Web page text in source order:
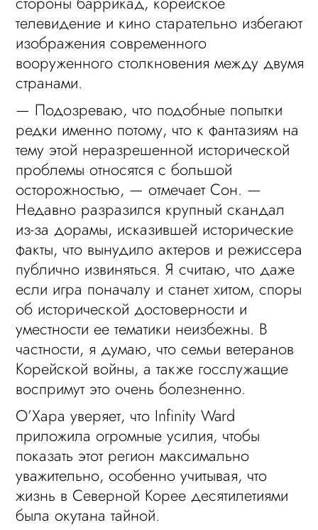
телевидение и кино старательно избегают
изображения современного
вооруженного столкновения между двумя
странами.
— Подозреваю, что подобные попытки
редки именно потому, что к фантазиям на
тему этой неразрешенной исторической
проблемы относятся с большой
осторожностью, — отмечает Сон. —
Недавно разразился крупный скандал
из-за дорамы, исказившей исторические
факты, что вынудило актеров и режиссера
публично извиняться. Я считаю, что даже
если игра поначалу и станет хитом, споры
об исторической достоверности и
уместности ее тематики неизбежны. В
частности, я думаю, что семьи ветеранов
Корейской войны, а также госслужащие
воспримут это очень болезненно.
О’Хара уверяет, что Infinity Ward
приложила огромные усилия, чтобы
показать этот регион максимально
уважительно, особенно учитывая, что
жизнь в Северной Корее десятилетиями
была окутана тайной.